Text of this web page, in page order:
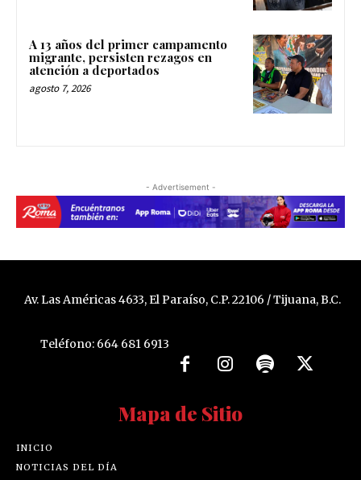
A 13 años del primer campamento
migrante, persisten rezagos en
atención a deportados
agosto 7, 2026
- Advertisement -
Av. Las Américas 4633, El Paraíso, C.P. 22106 / Tijuana, B.C.
Teléfono: 664 681 6913
Mapa de Sitio
INICIO
NOTICIAS DEL DÍA